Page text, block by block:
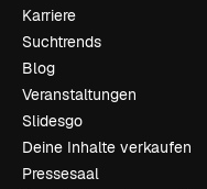
Karriere
Suchtrends
Blog
Veranstaltungen
Slidesgo
Deine Inhalte verkaufen
Pressesaal